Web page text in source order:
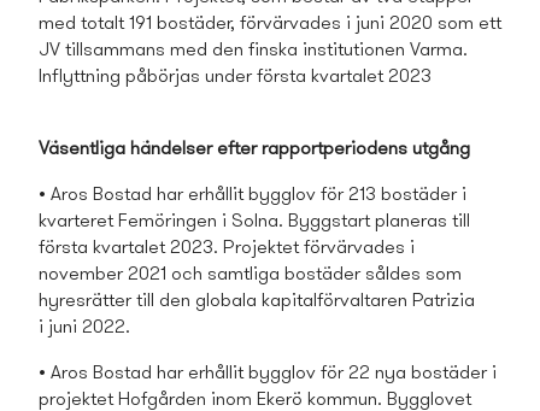
med totalt 191 bostäder, förvärvades i juni 2020 som ett
JV tillsamman­s med den finska institutionen Varma.
Inflyttning påbörjas under första kvartalet 2023
Väsentliga händelser efter rapportperiodens utgång
• Aros Bostad har erhållit bygglov för 213 bostäder i
kvarteret Femöringen i Solna. Byggstart planeras till
första kvartalet 2023. Projektet förvärvades i
november 2021 och samtliga bostäder såldes som
hyresrätter till den globala kapitalförvaltaren Patrizia
i juni 2022.
• Aros Bostad har erhållit bygglov för 22 nya bostäder i
projektet Hofgården inom Ekerö kommun. Bygglovet